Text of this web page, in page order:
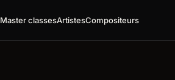
Master classesArtistesCompositeurs